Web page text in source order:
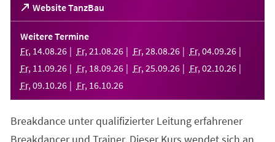
Website TanzBau
(Öffnet
in
einem
neuen
Tab)
Weitere Termine
Fr, 14.08.26 Fr, 21 .08.26 Fr, 28.08.26 Fr, 04.09.26
Fr, 11 .09.26 Fr, 18.09.26 Fr, 25.09.26 Fr, 02.10.26
Fr, 09.10.26 Fr, 16.10.26
Breakdance unter qualifizierter Leitung erfahrener
Breakdancer und Trainer. Dieser Kurs wendet sich an